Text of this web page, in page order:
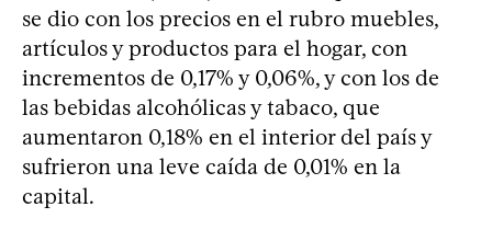
se dio con los precios en el rubro muebles,
artículos y productos para el hogar, con
incrementos de 0,17% y 0,06%, y con los de
las bebidas alcohólicas y tabaco, que
aumentaron 0,18% en el interior del país y
sufrieron una leve caída de 0,01% en la
capital.